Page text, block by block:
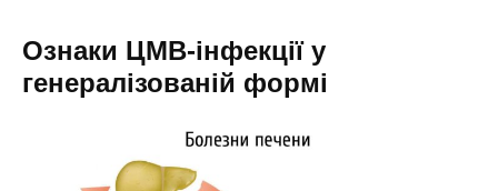
Ознаки ЦМВ-інфекції у
генералізованій формі